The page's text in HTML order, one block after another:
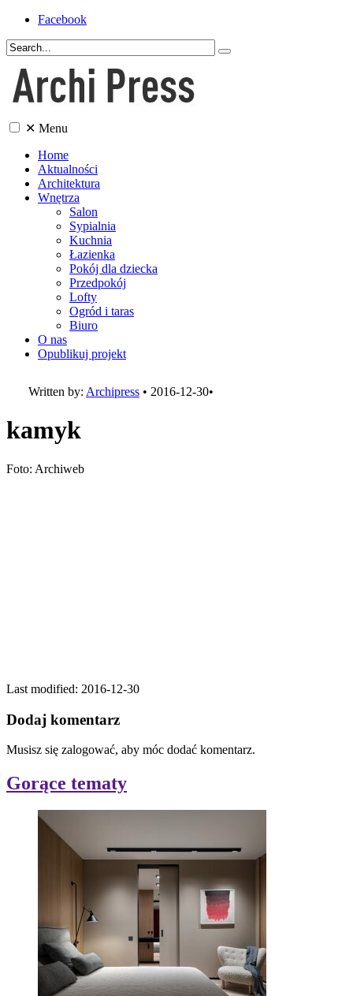
Facebook
✕ Menu
Home
Aktualności
Architektura
Wnętrza
Salon
Sypialnia
Kuchnia
Łazienka
Pokój dla dziecka
Przedpokój
Lofty
Ogród i taras
Biuro
O nas
Opublikuj projekt
Written by: Archipress • 2016-12-30•
kamyk
Foto: Archiweb
Last modified: 2016-12-30
Dodaj komentarz
Musisz się zalogować, aby móc dodać komentarz.
Gorące tematy